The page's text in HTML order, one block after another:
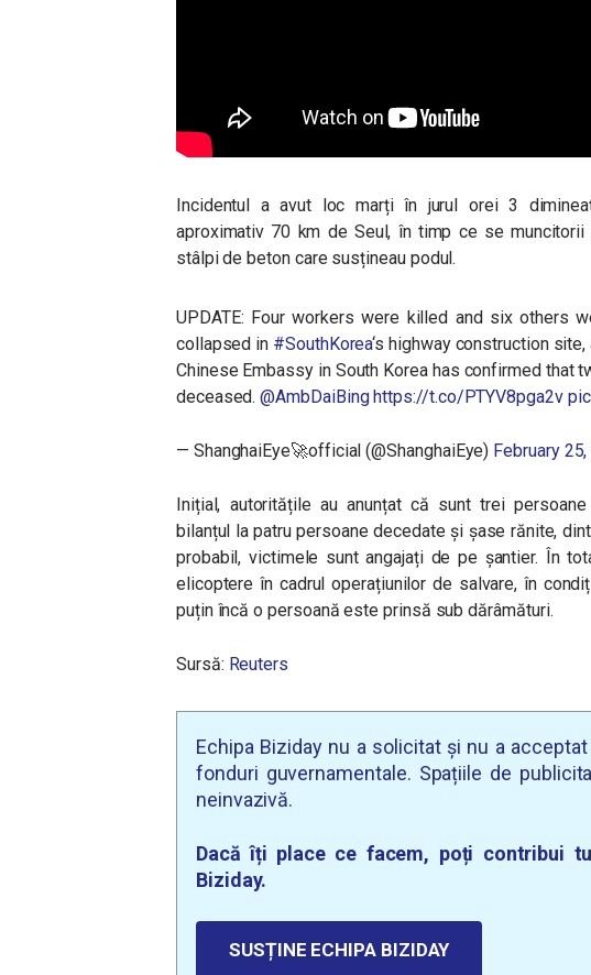
Incidentul a avut loc marți în jurul orei 3
aproximativ 70 km de Seul, în timp ce se muncitorii
stâlpi de beton care susțineau podul.
UPDATE: Four workers were killed and six others
collapsed in #SouthKorea‘s highway construction
Chinese Embassy in South Korea has confirmed that
deceased.@AmbDaiBing https://t.co/PTYV8pga2v
— ShanghaiEye🚀official (@ShanghaiEye) February
Inițial, autoritățile au anunțat că sunt trei
bilanțul la patru persoane decedate și șase rănite,
probabil, victimele sunt angajați de pe șantier. În
elicoptere în cadrul operațiunilor de salvare, în
puțin încă o persoană este prinsă sub dărâmături.
Sursă: Reuters
Echipa Biziday nu a solicitat și nu a
fonduri guvernamentale. Spațiile de
neinvazivă.
Dacă îți place ce facem, poți contribui
Biziday.
SUSȚINE ECHIPA BIZIDAY